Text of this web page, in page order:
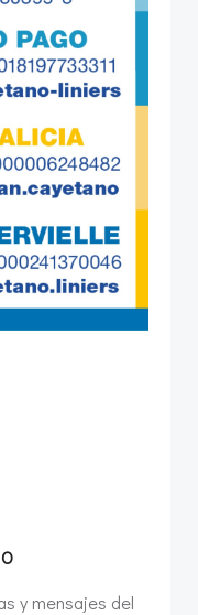
y mensajes del